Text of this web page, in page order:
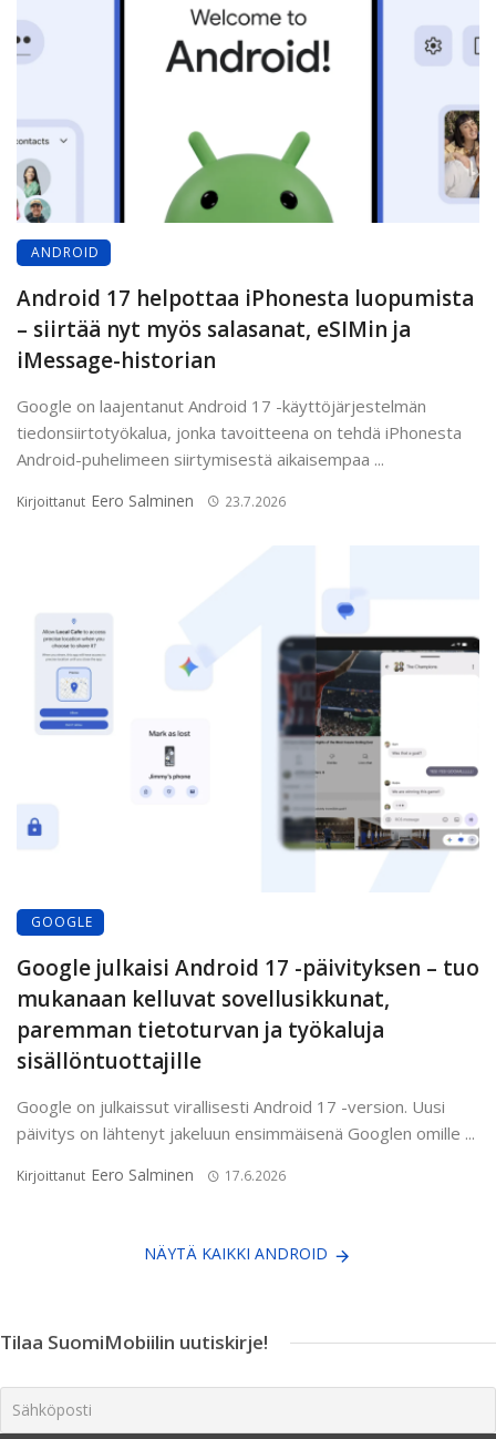
ANDROID
Android 17 helpottaa iPhonesta luopumista
– siirtää nyt myös salasanat, eSIMin ja
iMessage-historian
Google on laajentanut Android 17 -käyttöjärjestelmän
tiedonsiirtotyökalua, jonka tavoitteena on tehdä iPhonesta
Android-puhelimeen siirtymisestä aikaisempaa ...
Kirjoittanut Eero Salminen 23.7.2026
GOOGLE
Google julkaisi Android 17 -päivityksen – tuo
mukanaan kelluvat sovellusikkunat,
paremman tietoturvan ja työkaluja
sisällöntuottajille
Google on julkaissut virallisesti Android 17 -version. Uusi
päivitys on lähtenyt jakeluun ensimmäisenä Googlen omille ...
Kirjoittanut Eero Salminen 17.6.2026
NÄYTÄ KAIKKI ANDROID
Tilaa SuomiMobiilin uutiskirje!